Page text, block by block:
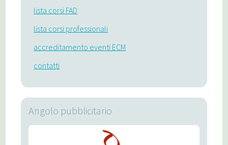
lista corsi FAD
lista corsi professionali
accreditamento eventi ECM
contatti
Angolo pubblicitario